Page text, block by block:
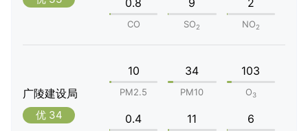
0.8
CO
9
SO2
2
NO2
广陵建设局
优 34
10
PM2.5
34
PM10
103
O3
0.4 11 6